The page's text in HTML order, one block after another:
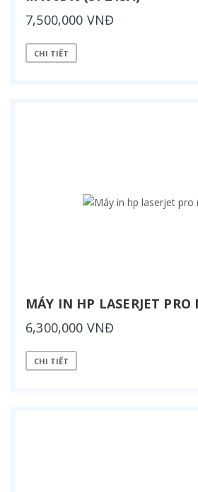
7,500,000 VNĐ
CHI TIẾT
MÁY IN HP LASERJET PRO
6,300,000 VNĐ
CHI TIẾT